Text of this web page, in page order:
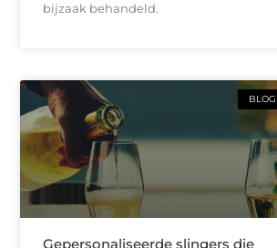
bijzaak behandeld.
BLOG
Gepersonaliseerde slingers die